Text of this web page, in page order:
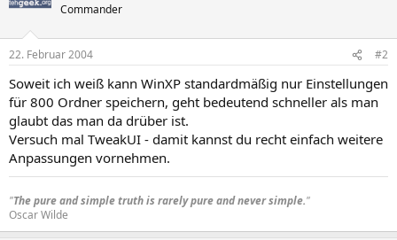
Commander
22. Februar 2004 #2
Soweit ich weiß kann WinXP standardmäßig nur Einstellungen
für 800 Ordner speichern, geht bedeutend schneller als man
glaubt das man da drüber ist.
Versuch mal TweakUI - damit kannst du recht einfach weitere
Anpassungen vornehmen.
"The pure and simple truth is rarely pure and never simple."
Oscar Wilde​